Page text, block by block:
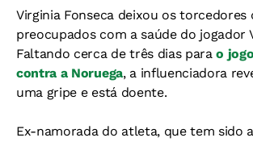
Virginia Fonseca deixou os torcedores
preocupados com a saúde do jogador
Faltando cerca de três dias parao
contra a Noruega, a influenciadora
uma gripe e está doente.
Ex-namorada do atleta, que tem sido